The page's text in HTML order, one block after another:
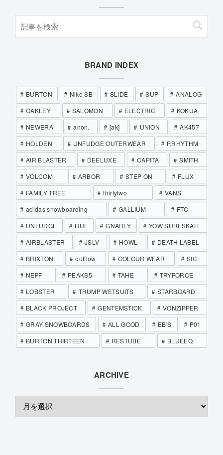
BRAND INDEX
BURTON Nike SB SLIDE SUP
ANALOG
OAKLEY
SALOMON ELECTRIC
KOKUA
NEWERA
anon. [ak] UNION
AK457
HOLDEN
UNFUDGE OUTERWEAR
P.RHYTHM
AIR BLASTER
DEELUXE CAPITA
SMITH
VOLCOM
ARBOR STEP ON
FLUX
FAMILY TREE
thirtytwo
VANS
adidas snowboarding
GALLIUM
FTC
UNFUDGE
HUF GNARLY
YOW SURFSKATE
AIRBLASTER
JSLV HOWL
DEATH LABEL
BRIXTON
outflow COLOUR WEAR
SIC
NEFF
PEAKS5 TAHE
TRYFORCE
LOBSTER
TRUMP WETSUITS
STARBOARD
BLACK PROJECT
GENTEMSTICK
VONZIPPER
GRAY SNOWBOARDS
ALL GOOD EB'S
P01
BURTON THIRTEEN
RESTUBE BLUEEQ
ARCHIVE